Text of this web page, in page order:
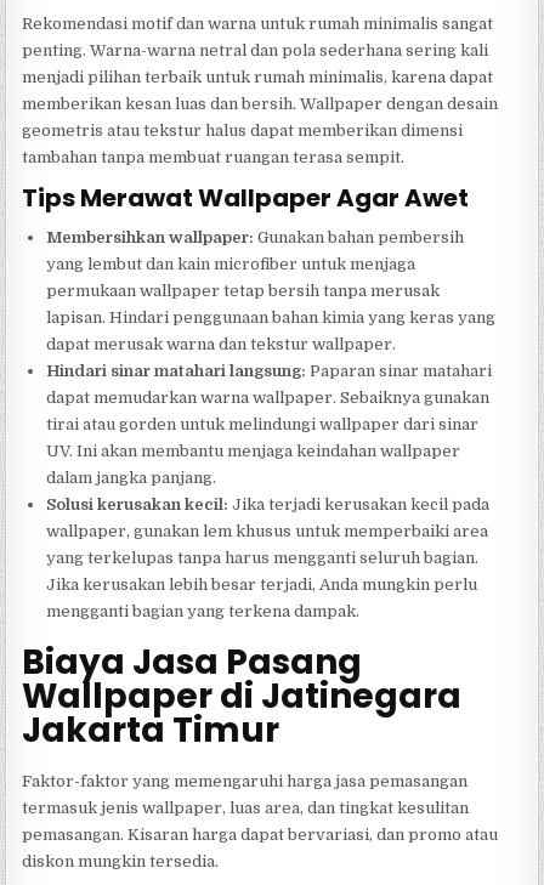
Rekomendasi motif dan warna untuk rumah minimalis sangat
penting. Warna-warna netral dan pola sederhana sering kali
menjadi pilihan terbaik untuk rumah minimalis, karena dapat
memberikan kesan luas dan bersih. Wallpaper dengan desain
geometris atau tekstur halus dapat memberikan dimensi
tambahan tanpa membuat ruangan terasa sempit.
Tips Merawat Wallpaper Agar Awet
Membersihkan wallpaper: Gunakan bahan pembersih
yang lembut dan kain microfiber untuk menjaga
permukaan wallpaper tetap bersih tanpa merusak
lapisan. Hindari penggunaan bahan kimia yang keras yang
dapat merusak warna dan tekstur wallpaper.
Hindari sinar matahari langsung: Paparan sinar matahari
dapat memudarkan warna wallpaper. Sebaiknya gunakan
tirai atau gorden untuk melindungi wallpaper dari sinar
UV. Ini akan membantu menjaga keindahan wallpaper
dalam jangka panjang.
Solusi kerusakan kecil: Jika terjadi kerusakan kecil pada
wallpaper, gunakan lem khusus untuk memperbaiki area
yang terkelupas tanpa harus mengganti seluruh bagian.
Jika kerusakan lebih besar terjadi, Anda mungkin perlu
mengganti bagian yang terkena dampak.
Biaya Jasa Pasang
Wallpaper di Jatinegara
Jakarta Timur
Faktor-faktor yang memengaruhi harga jasa pemasangan
termasuk jenis wallpaper, luas area, dan tingkat kesulitan
pemasangan. Kisaran harga dapat bervariasi, dan promo atau
diskon mungkin tersedia.